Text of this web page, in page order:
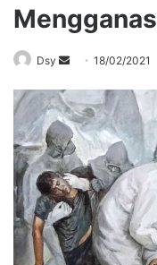
Mengganas
Dsy
Send
email
18/02/2021